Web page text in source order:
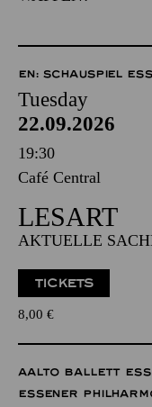
EN: SCHAUSPIEL
Tuesday
22.09.2026
19:30
Café Central
LESART
AKTUELLE
TICKETS
8,00 €
AALTO BALLETT
ESSENER